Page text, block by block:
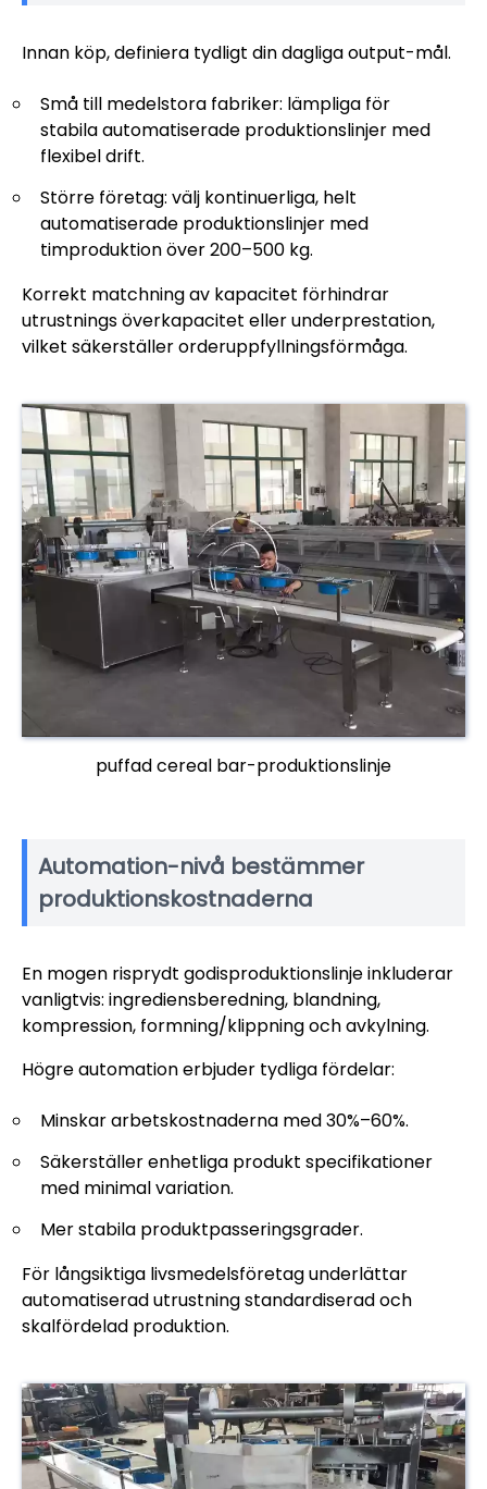
Innan köp, definiera tydligt din dagliga output-mål.
Små till medelstora fabriker: lämpliga för
stabila automatiserade produktionslinjer med
flexibel drift.
Större företag: välj kontinuerliga, helt
automatiserade produktionslinjer med
timproduktion över 200–500 kg.
Korrekt matchning av kapacitet förhindrar
utrustnings överkapacitet eller underprestation,
vilket säkerställer orderuppfyllningsförmåga.
puffad cereal bar-produktionslinje
Automation-nivå bestämmer
produktionskostnaderna
En mogen risprydt godisproduktionslinje inkluderar
vanligtvis: ingrediensberedning, blandning,
kompression, formning/klippning och avkylning.
Högre automation erbjuder tydliga fördelar:
Minskar arbetskostnaderna med 30%–60%.
Säkerställer enhetliga produkt specifikationer
med minimal variation.
Mer stabila produktpasseringsgrader.
För långsiktiga livsmedelsföretag underlättar
automatiserad utrustning standardiserad och
skalfördelad produktion.